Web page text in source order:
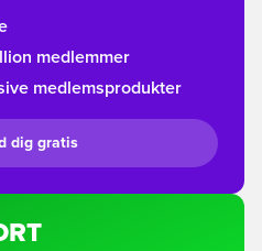
medlemmer
medlemsprodukter
dig gratis